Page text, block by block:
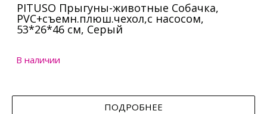
PITUSO Прыгуны-животные Собачка,
PVC+съемн.плюш.чехол,с насосом,
53*26*46 см, Серый
В наличии
ПОДРОБНЕЕ